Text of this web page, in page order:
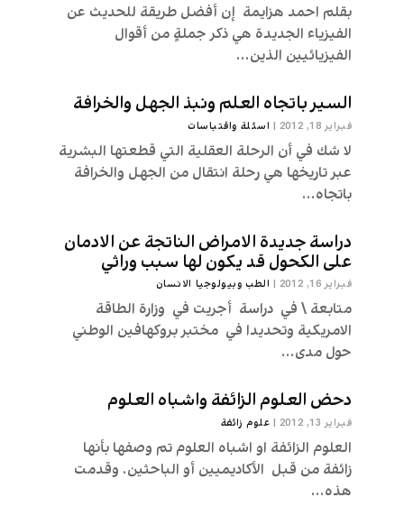
بقلم احمد هزايمة إن أفضل طريقة للحديث عن
الفيزياء الجديدة هي ذكر جملةٍ من أقوال
الفيزيائيين الذين...
السير باتجاه العلم ونبذ الجهل والخرافة
فبراير 18, 2012 | اسئلة واقتباسات
لا شك في أن الرحلة العقلية التي قطعتها البشرية
عبر تاريخها هي رحلة انتقال من الجهل والخرافة
باتجاه...
دراسة جديدة الامراض الناتجة عن الادمان
على الكحول قد يكون لها سبب وراثي
فبراير 16, 2012 | الطب وبيولوجيا الانسان
متابعة \ في دراسة أجريت في وزارة الطاقة
الامريكية وتحديدا في مختبر بروكهافين الوطني
حول مدى...
دحض العلوم الزائفة واشباه العلوم
فبراير 13, 2012 | علوم زائفة
العلوم الزائفة او اشباه العلوم تم وصفها بأنها
زائفة من قبل الأكاديميين أو الباحثين. وقدمت
هذه...